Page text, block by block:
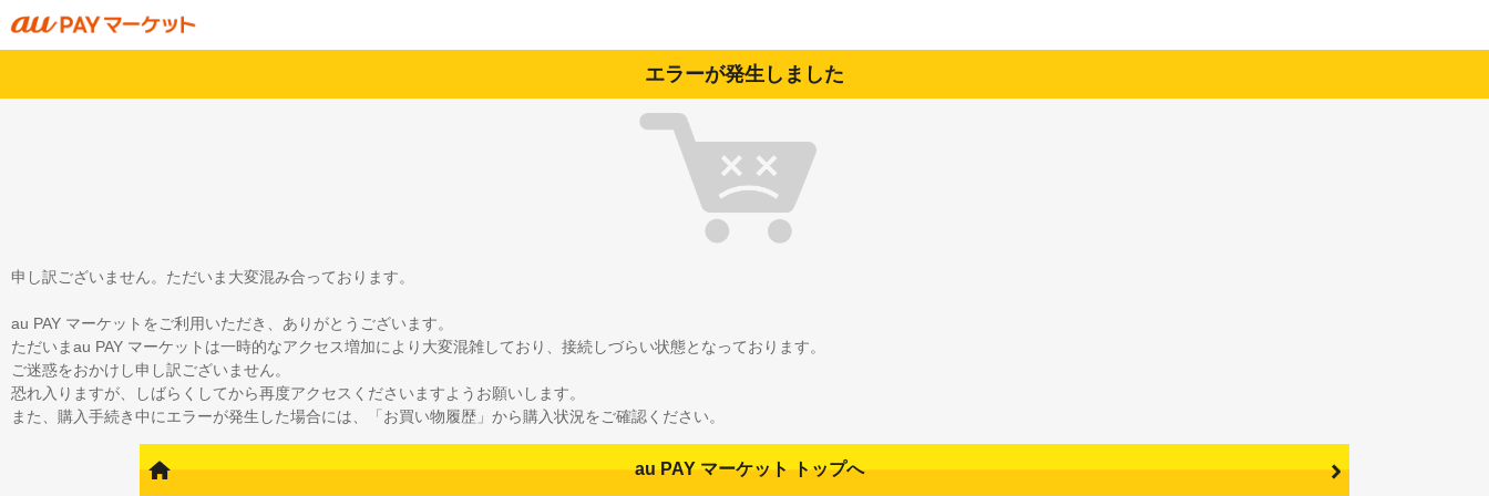
エラーが発生しました
申し訳ございません。ただいま大変混み合っております。
au PAY マーケットをご利用いただき、ありがとうございます。
ただいまau PAY マーケットは一時的なアクセス増加により大変混雑しており、接続しづらい状態となっております。
ご迷惑をおかけし申し訳ございません。
恐れ入りますが、しばらくしてから再度アクセスくださいますようお願いします。
また、購入手続き中にエラーが発生した場合には、「お買い物履歴」から購入状況をご確認ください。
au PAY マーケット トップへ